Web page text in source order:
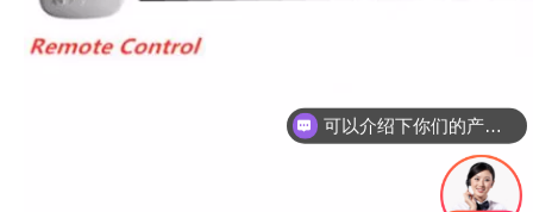
可以介绍下你们的产品么